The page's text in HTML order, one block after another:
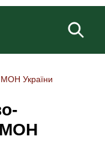
МОН України
МОН